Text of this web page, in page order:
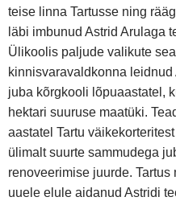
teise linna Tartusse ning
läbi imbunud Astrid Arulaga
Ülikoolis paljude valikute
kinnisvaravaldkonna
juba kõrgkooli lõpuaastatel,
hektari suuruse maatüki.
aastatel Tartu
ülimalt suurte sammudega
renoveerimise juurde.
uuele elule aidanud Astridi